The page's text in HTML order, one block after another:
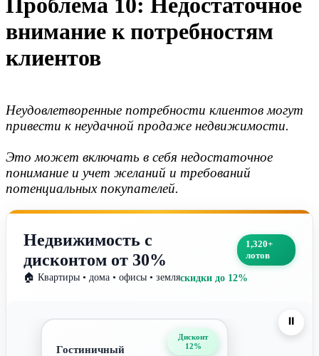
Проблема 10: Недостаточное
внимание к потребностям
клиентов
Неудовлетворенные потребности клиентов могут
привести к неудачной продаже недвижимости.
Это может включать в себя недостаточное
понимание и учет желаний и требований
потенциальных покупателей.
Недвижимость с
дисконтом от 30%
1,320+
лотов
🏠 Квартиры • дома • офисы • земляскидки до 12%
Дисконт
12%
Гостиничный
⏸️